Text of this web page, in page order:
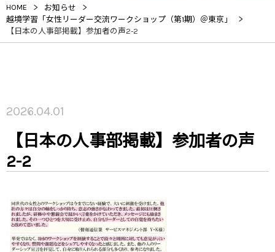
HOME > お知らせ >
越境学習「女性リーダー交流ワークショップ（第1期）＠東京」 >
【日本の人事部掲載】参加者の声2-2
2026.04.01
【日本の人事部掲載】参加者の声
2-2